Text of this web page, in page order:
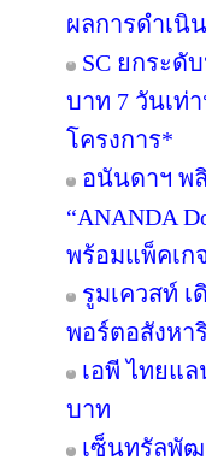
ผลการดำเนิ
SC ยกระดั
บาท 7 วันเท่
โครงการ*
อนันดาฯ พลิ
“ANANDA
พร้อมแพ็คเก
รูมเควสท์
พอร์ตอสังหา
เอพี ไทยแ
บาท
เซ็นทรัลพัฒ